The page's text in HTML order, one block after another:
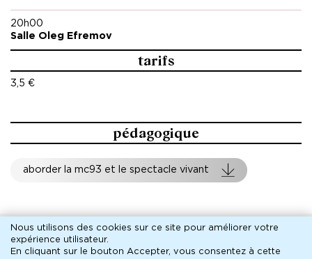
20h00
Salle Oleg Efremov
tarifs
3,5 €
pédagogique
aborder la mc93 et le spectacle vivant
Pied
Mentions légales
Archives
Nous utilisons des cookies sur ce site pour améliorer votre
expérience utilisateur.
En cliquant sur le bouton Accepter, vous consentez à cette